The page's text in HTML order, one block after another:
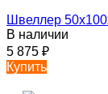
Швеллер
В наличии
5 875 ₽
Купить